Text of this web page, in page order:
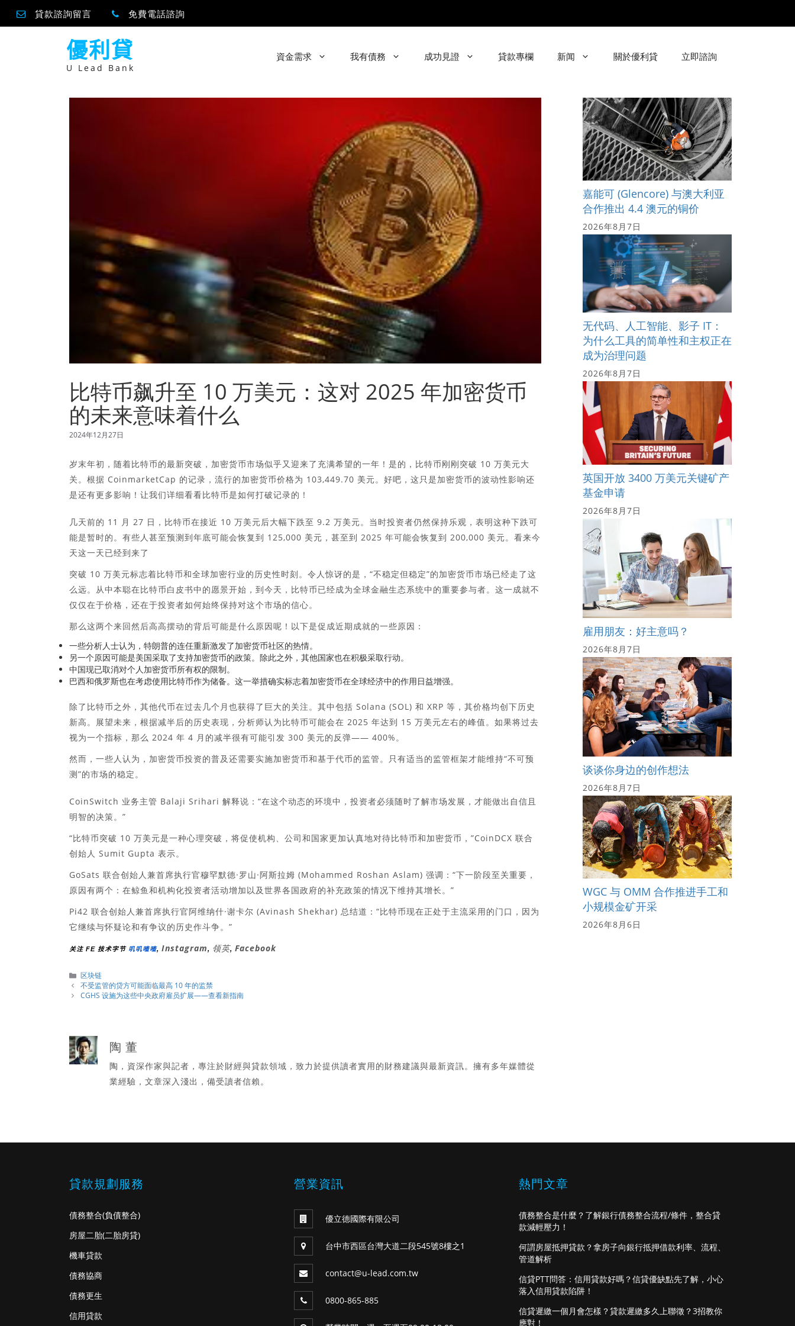
貸款諮詢留言 免費電話諮詢
優利貸
U Lead Bank
資金需求 我有債務 成功見證 貸款專欄 新闻 關於優利貸 立即諮詢
比特币飙升至 10 万美元：这对 2025 年加密货币
的未来意味着什么
2024年12月27日
岁末年初，随着比特币的最新突破，加密货币市场似乎又迎来了充满希望的一年！是的，比特币刚刚突破 10 万美元大
关。根据 CoinmarketCap 的记录，流行的加密货币价格为 103,449.70 美元。好吧，这只是加密货币的波动性影响还
是还有更多影响！让我们详细看看比特币是如何打破记录的！
几天前的 11 月 27 日，比特币在接近 10 万美元后大幅下跌至 9.2 万美元。当时投资者仍然保持乐观，表明这种下跌可
能是暂时的。有些人甚至预测到年底可能会恢复到 125,000 美元，甚至到 2025 年可能会恢复到 200,000 美元。看来今
天这一天已经到来了
突破 10 万美元标志着比特币和全球加密行业的历史性时刻。令人惊讶的是，“不稳定但稳定”的加密货币市场已经走了这
么远。从中本聪在比特币白皮书中的愿景开始，到今天，比特币已经成为全球金融生态系统中的重要参与者。这一成就不
仅仅在于价格，还在于投资者如何始终保持对这个市场的信心。
那么这两个来回然后高高摆动的背后可能是什么原因呢！以下是促成近期成就的一些原因：
一些分析人士认为，特朗普的连任重新激发了加密货币社区的热情。
另一个原因可能是美国采取了支持加密货币的政策。除此之外，其他国家也在积极采取行动。
中国现已取消对个人加密货币所有权的限制。
巴西和俄罗斯也在考虑使用比特币作为储备。这一举措确实标志着加密货币在全球经济中的作用日益增强。
除了比特币之外，其他代币在过去几个月也获得了巨大的关注。其中包括 Solana (SOL) 和 XRP 等，其价格均创下历史
新高。展望未来，根据减半后的历史表现，分析师认为比特币可能会在 2025 年达到 15 万美元左右的峰值。如果将过去
视为一个指标，那么 2024 年 4 月的减半很有可能引发 300 美元的反弹—— 400%。
然而，一些人认为，加密货币投资的普及还需要实施加密货币和基于代币的监管。只有适当的监管框架才能维持“不可预
测”的市场的稳定。
CoinSwitch 业务主管 Balaji Srihari 解释说：“在这个动态的环境中，投资者必须随时了解市场发展，才能做出自信且
明智的决策。”
“比特币突破 10 万美元是一种心理突破，将促使机构、公司和国家更加认真地对待比特币和加密货币，”CoinDCX 联合
创始人 Sumit Gupta 表示。
GoSats 联合创始人兼首席执行官穆罕默德·罗山·阿斯拉姆 (Mohammed Roshan Aslam) 强调：“下一阶段至关重要，
原因有两个：在鲸鱼和机构化投资者活动增加以及世界各国政府的补充政策的情况下维持其增长。”
Pi42 联合创始人兼首席执行官阿维纳什·谢卡尔 (Avinash Shekhar) 总结道：“比特币现在正处于主流采用的门口，因为
它继续与怀疑论和有争议的历史作斗争。”
关注 FE 技术字节 叽叽喳喳, Instagram, 领英, Facebook
分
類
区块链
不受监管的贷方可能面临最高 10 年的监禁
CGHS 设施为这些中央政府雇员扩展——查看新指南
陶 董
陶，資深作家與記者，專注於財經與貸款領域，致力於提供讀者實用的財務建議與最新資訊。擁有多年媒體從
業經驗，文章深入淺出，備受讀者信賴。
嘉能可 (Glencore) 与澳大利亚
合作推出 4.4 澳元的铜价
2026年8月7日
无代码、人工智能、影子 IT：
为什么工具的简单性和主权正在
成为治理问题
2026年8月7日
英国开放 3400 万美元关键矿产
基金申请
2026年8月7日
雇用朋友：好主意吗？
2026年8月7日
谈谈你身边的创作想法
2026年8月7日
WGC 与 OMM 合作推进手工和
小规模金矿开采
2026年8月6日
貸款規劃服務
債務整合(負債整合)
房屋二胎(二胎房貸)
機車貸款
債務協商
債務更生
信用貸款
營業資訊
優立德國際有限公司
台中市西區台灣大道二段545號8樓之1
contact@u-lead.com.tw
0800-865-885
熱門文章
債務整合是什麼？了解銀行債務整合流程/條件，整合貸
款減輕壓力！
何謂房屋抵押貸款？拿房子向銀行抵押借款利率、流程、
管道解析
信貸PTT問答：信用貸款好嗎？信貸優缺點先了解，小心
落入信用貸款陷阱！
信貸遲繳一個月會怎樣？貸款遲繳多久上聯徵？3招教你
應對！